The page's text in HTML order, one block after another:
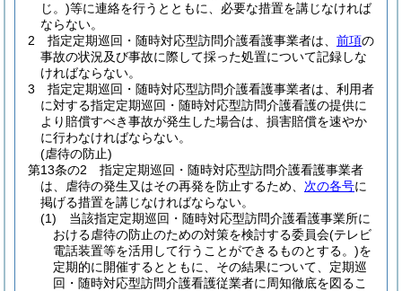
じ。)等に連絡を行うとともに、必要な措置を講じなければ
ならない。
2
指定定期巡回・随時対応型訪問介護看護事業者は、 前項の
事故の状況及び事故に際して採った処置について記録しな
ければならない。
3
指定定期巡回・随時対応型訪問介護看護事業者は、利用者
に対する指定定期巡回・随時対応型訪問介護看護の提供に
より賠償すべき事故が発生した場合は、損害賠償を速やか
に行わなければならない。
(虐待の防止)
第13条の2
指定定期巡回・随時対応型訪問介護看護事業者
は、虐待の発生又はその再発を防止するため、 次の各号に
掲げる措置を講じなければならない。
(1)
当該指定定期巡回・随時対応型訪問介護看護事業所に
おける虐待の防止のための対策を検討する委員会(テレビ
電話装置等を活用して行うことができるものとする。)を
定期的に開催するとともに、その結果について、定期巡
回・随時対応型訪問介護看護従業者に周知徹底を図るこ